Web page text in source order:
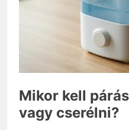
Mikor kell
vagy cserélni?